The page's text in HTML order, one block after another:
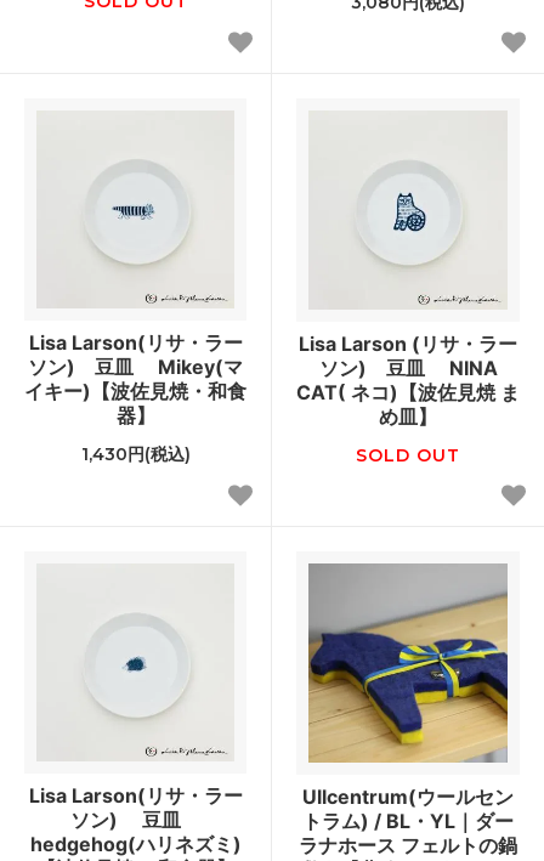
Lisa Larson(リサ・ラー
ソン) 豆皿 Mikey(マ
イキー)【波佐見焼・和食
器】
1,430円(税込)
Lisa Larson (リサ・ラー
ソン) 豆皿 NINA
CAT( ネコ)【波佐見焼 ま
め皿】
SOLD OUT
Lisa Larson(リサ・ラー
ソン) 豆皿
hedgehog(ハリネズミ)
Ullcentrum(ウールセン
トラム) / BL・YL｜ダー
ラナホース フェルトの鍋